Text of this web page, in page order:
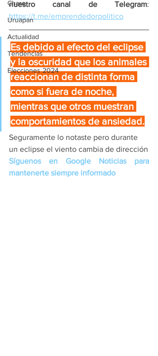
Charo
Uruapan
Actualidad
Tendencias
Elecciones 2024
nuestro canal de Telegram
https://t.me/emprendedorpolitico
Es debido al efecto del eclipse
y la oscuridad que los animales
reaccionan de distinta forma
como si fuera de noche,
mientras que otros muestran
comportamientos de ansiedad.
Seguramente lo notaste pero durante
un eclipse el viento cambia de dirección
Síguenos en Google Noticias para
mantenerte siempre informado